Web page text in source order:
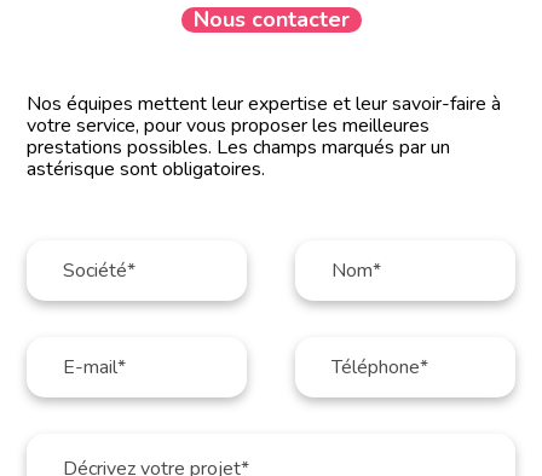
Nous contacter
Nos équipes mettent leur expertise et leur savoir-faire à
votre service, pour vous proposer les meilleures
prestations possibles. Les champs marqués par un
astérisque sont obligatoires.